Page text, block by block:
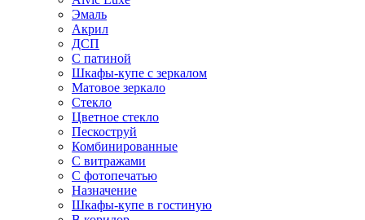
Эмаль
Акрил
ДСП
С патиной
Шкафы-купе с зеркалом
Матовое зеркало
Стекло
Цветное стекло
Пескоструй
Комбинированные
С витражами
С фотопечатью
Назначение
Шкафы-купе в гостиную